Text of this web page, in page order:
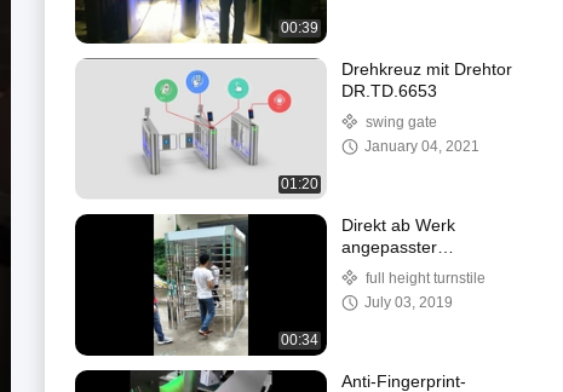
00:39
01:20
Drehkreuz mit Drehtor
DR.TD.6653
swing gate
January 04, 2021
00:34
Direkt ab Werk
angepasster
bürstenloser
Drehkreuzmotor in
voller Höhe als Option
full height turnstile
July 03, 2019
Anti-Fingerprint-